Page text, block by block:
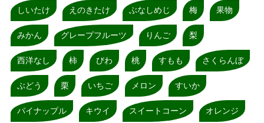
しいたけ えのきたけ ぶなしめじ 梅 果物
みかん グレープフルーツ りんご 梨
西洋なし 柿 びわ 桃 すもも さくらんぼ
ぶどう 栗 いちご メロン すいか
パイナップル キウイ スイートコーン オレンジ